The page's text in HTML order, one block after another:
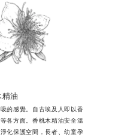
油
的感覺。自古埃及人即以香
各方面。香桃木精油安全溫
化保護空間，長者、幼童孕